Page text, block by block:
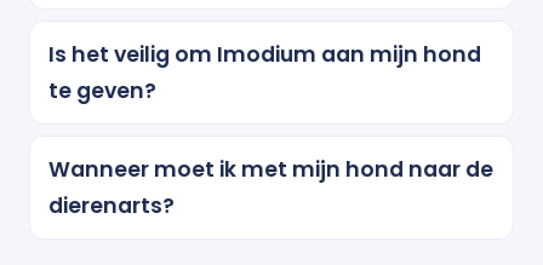
Is het veilig om Imodium aan mijn hond
te geven?
Wanneer moet ik met mijn hond naar de
dierenarts?